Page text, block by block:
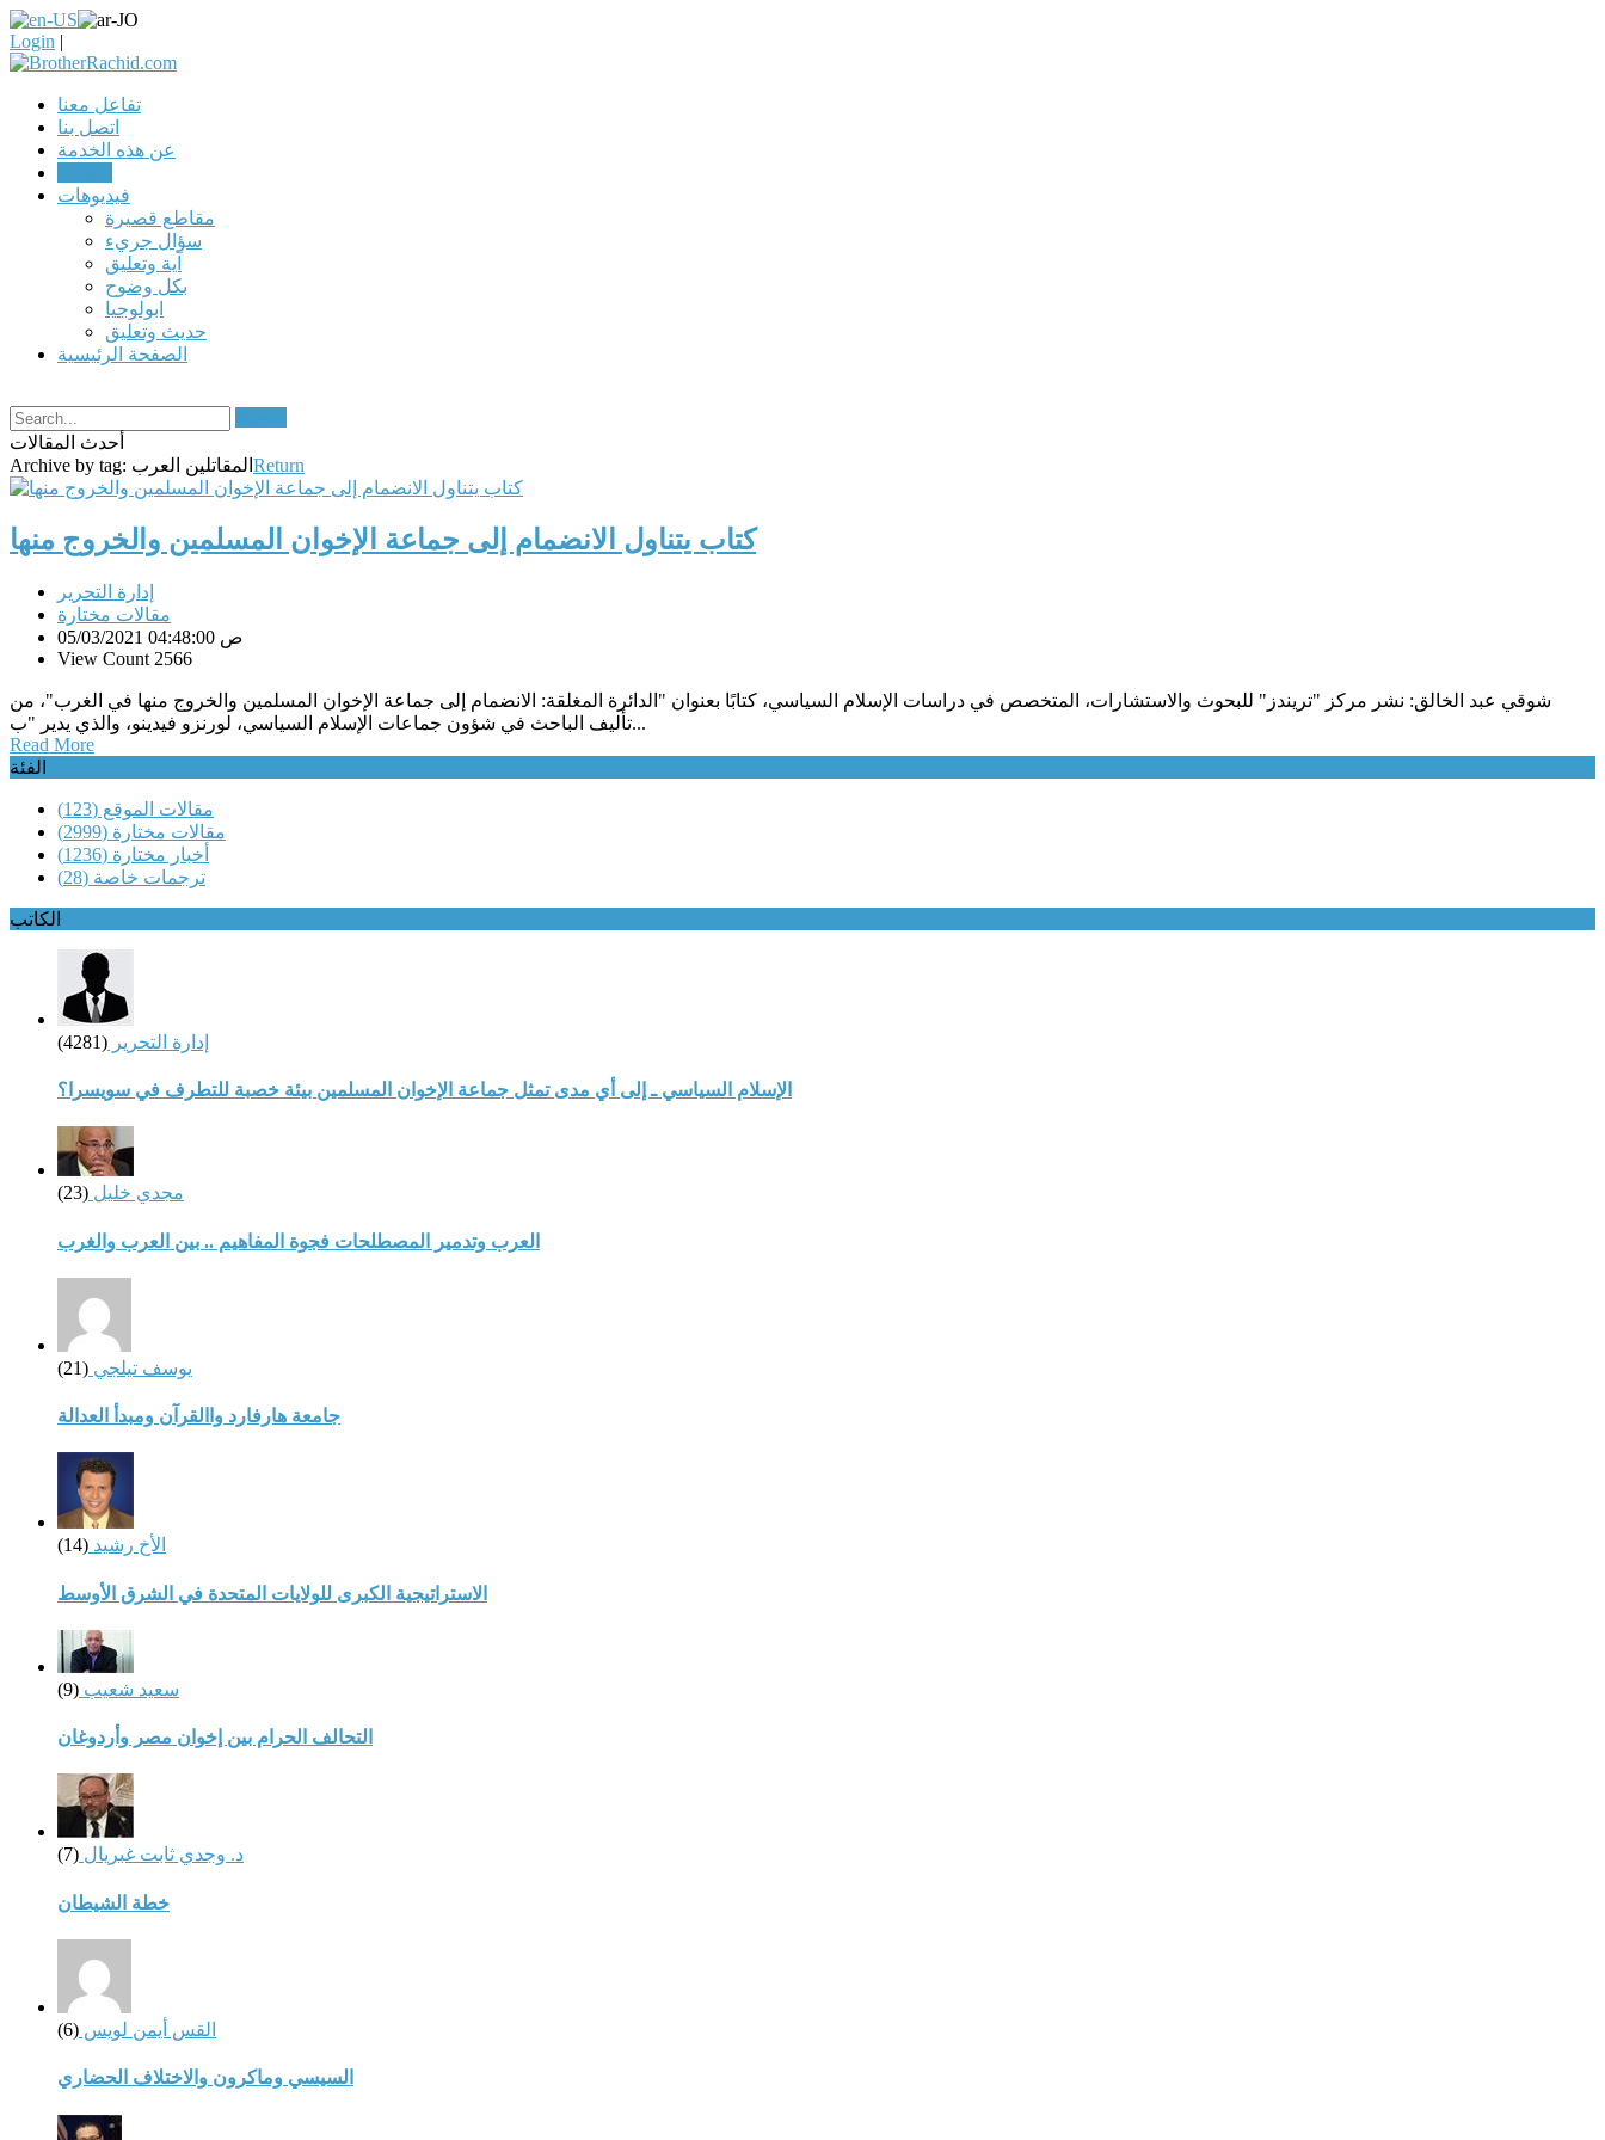
Login |
تفاعل معنا
اتصل بنا
عن هذه الخدمة
فيديوهات
مقاطع قصيرة
سؤال جريء
آية وتعليق
بكل وضوح
ابولوجيا
حديث وتعليق
الصفحة الرئيسية
أحدث المقالات
Archive by tag: المقاتلين العرب Return
كتاب يتناول الانضمام إلى جماعة الإخوان المسلمين والخروج منها
إدارة التحرير
مقالات مختارة
05/03/2021 04:48:00 ص
View Count 2566
شوقي عبد الخالق: نشر مركز "تريندز" للبحوث والاستشارات، المتخصص في دراسات الإسلام السياسي، كتابًا بعنوان "الدائرة المغلقة: الانضمام إلى جماعة الإخوان المسلمين والخروج منها في الغرب"، من
تأليف الباحث في شؤون جماعات الإسلام السياسي، لورنزو فيدينو، والذي يدير "ب...
Read More
الفئة
مقالات الموقع (123)
مقالات مختارة (2999)
أخبار مختارة (1236)
ترجمات خاصة (28)
الكاتب
إدارة التحرير (4281)
الإسلام السياسي ـ إلى أي مدى تمثل جماعة الإخوان المسلمين بيئة خصبة للتطرف في سويسرا؟
مجدي خليل (23)
العرب وتدمير المصطلحات فجوة المفاهيم .. بين العرب والغرب
يوسف تيلجي (21)
جامعة هارفارد واالقرآن ومبدأ العدالة
الأخ رشيد (14)
الاستراتيجية الكبرى للولايات المتحدة في الشرق الأوسط
سعيد شعيب (9)
التحالف الحرام بين إخوان مصر وأردوغان
د. وجدي ثابت غبريال (7)
خطة الشيطان
القس أيمن لويس (6)
السيسي وماكرون والاختلاف الحضاري